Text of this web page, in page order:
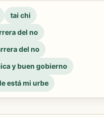
tai chi
del no
del no
y buen gobierno
está mi urbe